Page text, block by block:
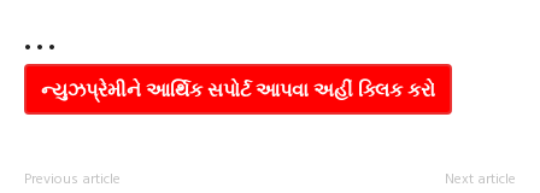
• • •
ન્યુઝપ્રેમીને આર્થિક સપોર્ટ આપવા અહીં ક્લિક કરો
Previous article Next article